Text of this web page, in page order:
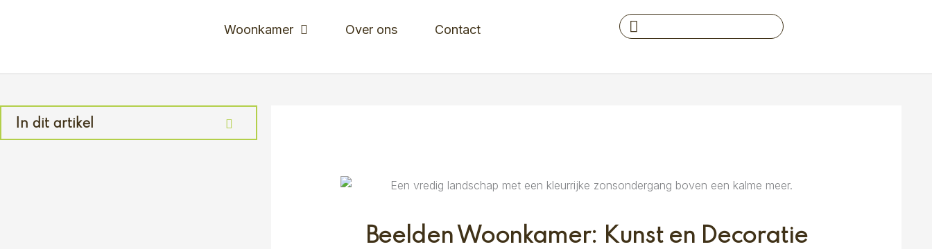
Woonkamer Over ons Contact
Search
...
In dit artikel
Beelden Woonkamer: Kunst en Decoratie